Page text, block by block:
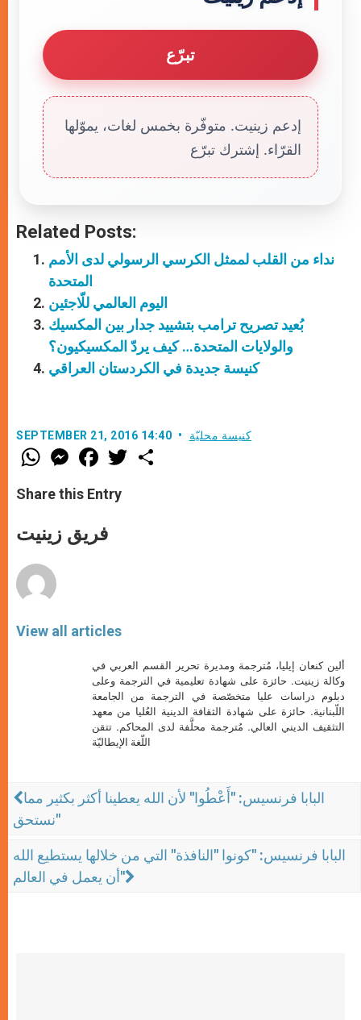
تبرّع
إدعم زينيت. متوفّرة بخمس لغات، يموّلها
القرّاء. إشترك تبرّع
Related Posts:
نداء من القلب لممثل الكرسي الرسولي لدى الأمم
المتحدة
اليوم العالمي للّاجئين
بُعيد تصريح ترامب بتشييد جدار بين المكسيك
والولايات المتحدة… كيف يردّ المكسيكيون؟
كنيسة جديدة في الكردستان العراقي
SEPTEMBER 21, 2016 14:40 كنيسة محليّة
W
h
t
s
p
p
M
e
s
e
g
e
F
a
e
b
o
k
w
Share this Entry
فريق زينيت
View all articles
ألين كنعان إيليا، مُترجمة ومديرة تحرير القسم العربي في
وكالة زينيت. حائزة على شهادة تعليمية في الترجمة وعلى
دبلوم دراسات عليا متخصّصة في الترجمة من الجامعة
اللّبنانية. حائزة على شهادة الثقافة الدينية العُليا من معهد
التثقيف الديني العالي. مُترجمة محلَّفة لدى المحاكم. تتقن
اللّغة الإيطاليّة
البابا فرنسيس: "أَعْطُوا" لأن الله يعطينا أكثر بكثير مما
نستحق"
البابا فرنسيس: "كونوا "النافذة" التي من خلالها يستطيع الله
أن يعمل في العالم"